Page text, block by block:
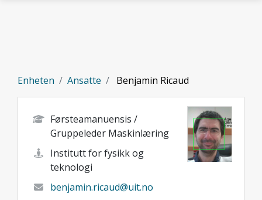
Enheten Ansatte Benjamin Ricaud
Førsteamanuensis /
Gruppeleder Maskinlæring
Institutt for fysikk og
teknologi
benjamin.ricaud@uit.no